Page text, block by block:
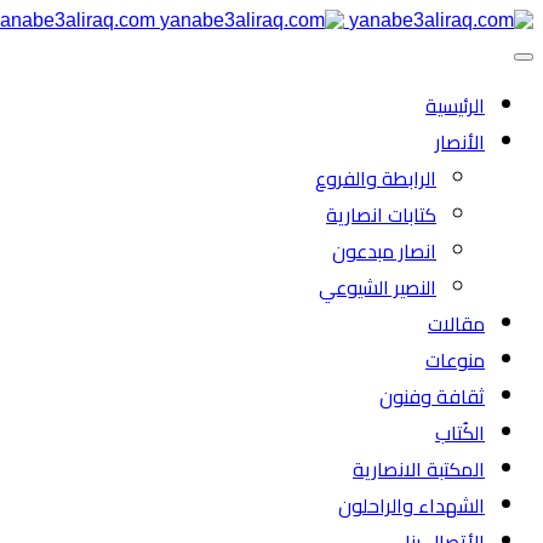
الرئیسية
الأنصار
الرابطة والفروع
كتابات انصارية
انصار مبدعون
النصیر الشیوعي
مقالات
منوعات
ثقافة وفنون
الكُتاب
المكتبة الانصارية
الشهداء والراحلون